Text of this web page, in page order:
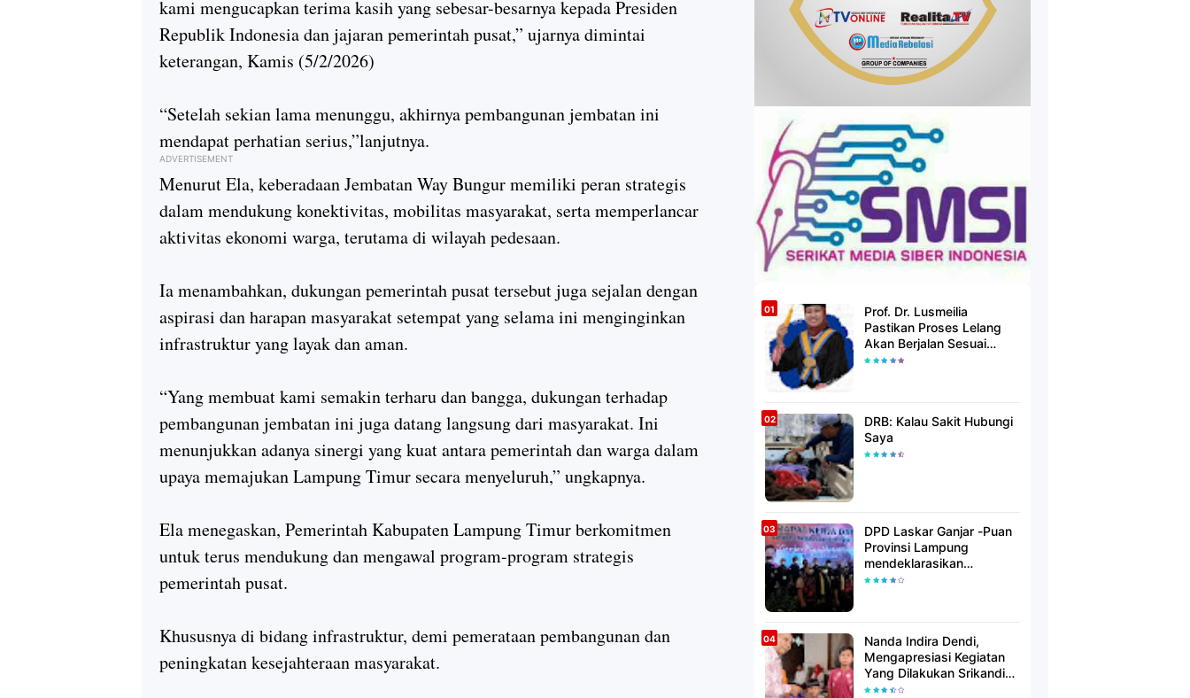
kami mengucapkan terima kasih yang sebesar-besarnya kepada Presiden
Republik Indonesia dan jajaran pemerintah pusat,” ujarnya dimintai
keterangan, Kamis (5/2/2026)
“Setelah sekian lama menunggu, akhirnya pembangunan jembatan ini
mendapat perhatian serius,”lanjutnya.
ADVERTISEMENT
Menurut Ela, keberadaan Jembatan Way Bungur memiliki peran strategis
dalam mendukung konektivitas, mobilitas masyarakat, serta memperlancar
aktivitas ekonomi warga, terutama di wilayah pedesaan.
Ia menambahkan, dukungan pemerintah pusat tersebut juga sejalan dengan
aspirasi dan harapan masyarakat setempat yang selama ini menginginkan
infrastruktur yang layak dan aman.
“Yang membuat kami semakin terharu dan bangga, dukungan terhadap
pembangunan jembatan ini juga datang langsung dari masyarakat. Ini
menunjukkan adanya sinergi yang kuat antara pemerintah dan warga dalam
upaya memajukan Lampung Timur secara menyeluruh,” ungkapnya.
Ela menegaskan, Pemerintah Kabupaten Lampung Timur berkomitmen
untuk terus mendukung dan mengawal program-program strategis
pemerintah pusat.
Khususnya di bidang infrastruktur, demi pemerataan pembangunan dan
peningkatan kesejahteraan masyarakat.
Prof. Dr. Lusmeilia
Pastikan Proses Lelang
Akan Berjalan Sesuai
Aturan
DRB: Kalau Sakit Hubungi
Saya
DPD Laskar Ganjar -Puan
Provinsi Lampung
mendeklarasikan
Mendukung Ganjar-Puan
Nanda Indira Dendi,
Mengapresiasi Kegiatan
Yang Dilakukan Srikandi
Dermawan